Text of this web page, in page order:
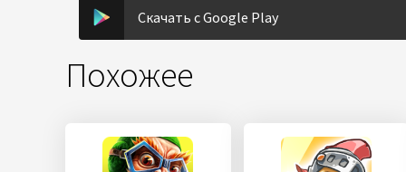
Скачать с Google Play
Похожее